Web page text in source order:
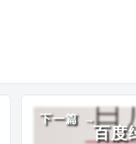
下一篇 →
百度